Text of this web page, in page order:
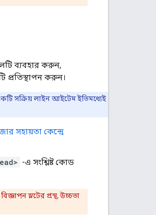
ব্যবহার করুন,
প্রতিস্থাপন করুন।
সক্রিয় লাইন আইটেম ইতিমধ্যেই
সহায়তা কেন্দ্রে
-এ সংশ্লিষ্ট কোড
স্লটের প্রস্থ, উচ্চতা